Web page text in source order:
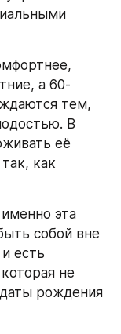
а 60-
тем,
В
её
как
эта
собой вне
есть
не
рождения